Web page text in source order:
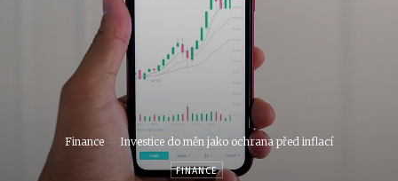
Finance Investice do měn jako ochrana před inflací
FINANCE